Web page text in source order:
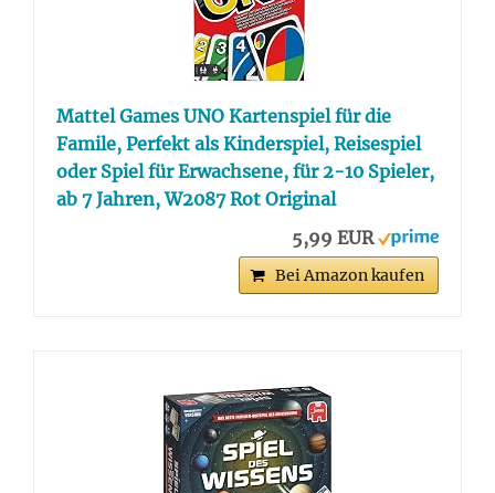
Mattel Games UNO Kartenspiel für die
Famile, Perfekt als Kinderspiel, Reisespiel
oder Spiel für Erwachsene, für 2-10 Spieler,
ab 7 Jahren, W2087 Rot Original
5,99 EUR
Bei Amazon kaufen